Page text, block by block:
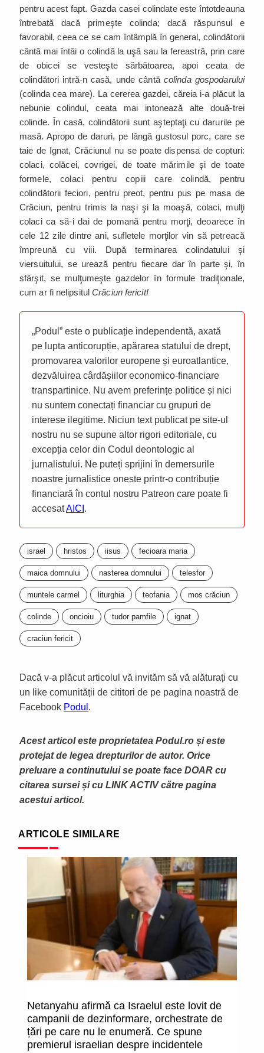
pentru acest fapt. Gazda casei colindate este întotdeauna
întrebată dacă primeşte colinda; dacă răspunsul e
favorabil, ceea ce se cam întâmplă în general, colindătorii
cântă mai întâi o colindă la uşă sau la fereastră, prin care
de obicei se vesteşte sărbătoarea, apoi ceata de
colindători intră-n casă, unde cântă colinda gospodarului
(colinda cea mare). La cererea gazdei, căreia i-a plăcut la
nebunie colindul, ceata mai intonează alte două-trei
colinde. În casă, colindătorii sunt aşteptaţi cu darurile pe
masă. Apropo de daruri, pe lângă gustosul porc, care se
taie de Ignat, Crăciunul nu se poate dispensa de copturi:
colaci, colăcei, covrigei, de toate mărimile şi de toate
formele, colaci pentru copiii care colindă, pentru
colindătorii feciori, pentru preot, pentru pus pe masa de
Crăciun, pentru trimis la naşi şi la moaşă, colaci, mulţi
colaci ca să-i dai de pomană pentru morţi, deoarece în
cele 12 zile dintre ani, sufletele morţilor vin să petreacă
împreună cu viii. După terminarea colindatului şi
viersuitului, se urează pentru fiecare dar în parte şi, în
sfârşit, se mulţumeşte gazdelor în formule tradiţionale,
cum ar fi nelipsitulCrăciun fericit!
„Podul” este o publicație independentă, axată
pe lupta anticorupție, apărarea statului de drept,
promovarea valorilor europene și euroatlantice,
dezvăluirea cârdășiilor economico-financiare
transpartinice. Nu avem preferințe politice și nici
nu suntem conectați financiar cu grupuri de
interese ilegitime. Niciun text publicat pe site-ul
nostru nu se supune altor rigori editoriale, cu
excepția celor din Codul deontologic al
jurnalistului. Ne puteți sprijini în demersurile
noastre jurnalistice oneste printr-o contribuție
financiară în contul nostru Patreon care poate fi
accesatAICI .
israel hristos iisus fecioara maria
maica domnului nasterea domnului telesfor
muntele carmel liturghia teofania mos crăciun
colinde oncioiu tudor pamfile ignat
craciun fericit
Dacă v-a plăcut articolul vă invităm să vă alăturați cu
un like comunității de cititori de pe pagina noastră de
Facebook Podul .
Acest articol este proprietatea Podul.ro și este
protejat de legea drepturilor de autor. Orice
preluare a continutului se poate face DOAR cu
citarea sursei și cu LINK ACTIV către pagina
acestui articol.
ARTICOLE SIMILARE
Netanyahu afirmă ca Israelul este lovit de
campanii de dezinformare, orchestrate de
țări pe care nu le enumeră. Ce spune
premierul israelian despre incidentele